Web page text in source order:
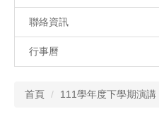
聯絡資訊
行事曆
首頁 111學年度下學期演講